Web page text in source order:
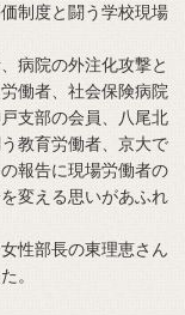
制度と闘う学校現場
病院の外注化攻撃と
働者、社会保険病院
支部の会員、八尾北
教育労働者、京大で
報告に現場労働者の
変える思いがあふれ
性部長の東理恵さん
。